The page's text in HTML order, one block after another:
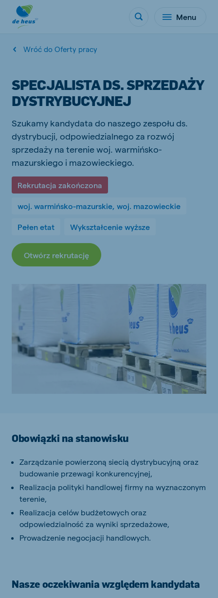
Menu
Wróć do Oferty pracy
SPECJALISTA DS. SPRZEDAŻY
DYSTRYBUCYJNEJ
Szukamy kandydata do naszego zespołu ds.
dystrybucji, odpowiedzialnego za rozwój
sprzedaży na terenie woj. warmińsko-
mazurskiego i mazowieckiego.
Rekrutacja zakończona
woj. warmińsko-mazurskie, woj. mazowieckie
Pełen etat Wykształcenie wyższe
Otwórz rekrutację
Obowiązki na stanowisku
Zarządzanie powierzoną siecią dystrybucyjną oraz
budowanie przewagi konkurencyjnej,
Realizacja polityki handlowej firmy na wyznaczonym
terenie,
Realizacja celów budżetowych oraz
odpowiedzialność za wyniki sprzedażowe,
Prowadzenie negocjacji handlowych.
Nasze oczekiwania względem kandydata